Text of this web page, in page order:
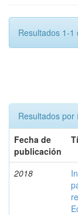
Resultados 1-1
Resultados por
Fecha de
publicación
2018